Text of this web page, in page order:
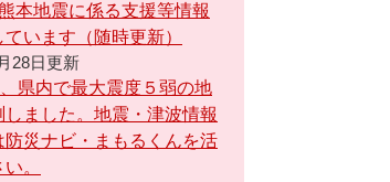
本地震に係る支援等情報
ています（随時更新）
28日更新
県内で最大震度５弱の地
しました。地震・津波情報
防災ナビ・まもるくんを活
。